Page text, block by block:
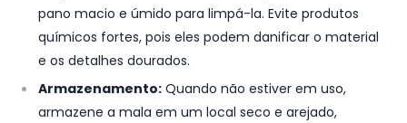
pano macio e úmido para limpá-la. Evite produtos
químicos fortes, pois eles podem danificar o material
e os detalhes dourados.
Armazenamento: Quando não estiver em uso,
armazene a mala em um local seco e arejado,